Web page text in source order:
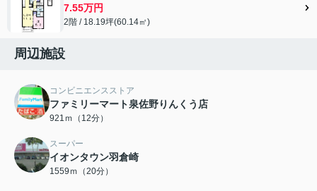
7.55万円
2階 / 18.19坪(60.14㎡)
周辺施設
コンビニエンスストア
ファミリーマート泉佐野りんくう店
921ｍ（12分）
スーパー
イオンタウン羽倉崎
1559ｍ（20分）